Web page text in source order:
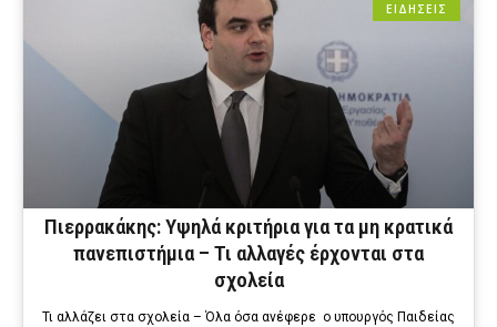
ΕΙΔΗΣΕΙΣ
Πιερρακάκης: Υψηλά κριτήρια για τα μη κρατικά
πανεπιστήμια – Τι αλλαγές έρχονται στα
σχολεία
Τι αλλάζει στα σχολεία – Όλα όσα ανέφερε ο υπουργός Παιδείας